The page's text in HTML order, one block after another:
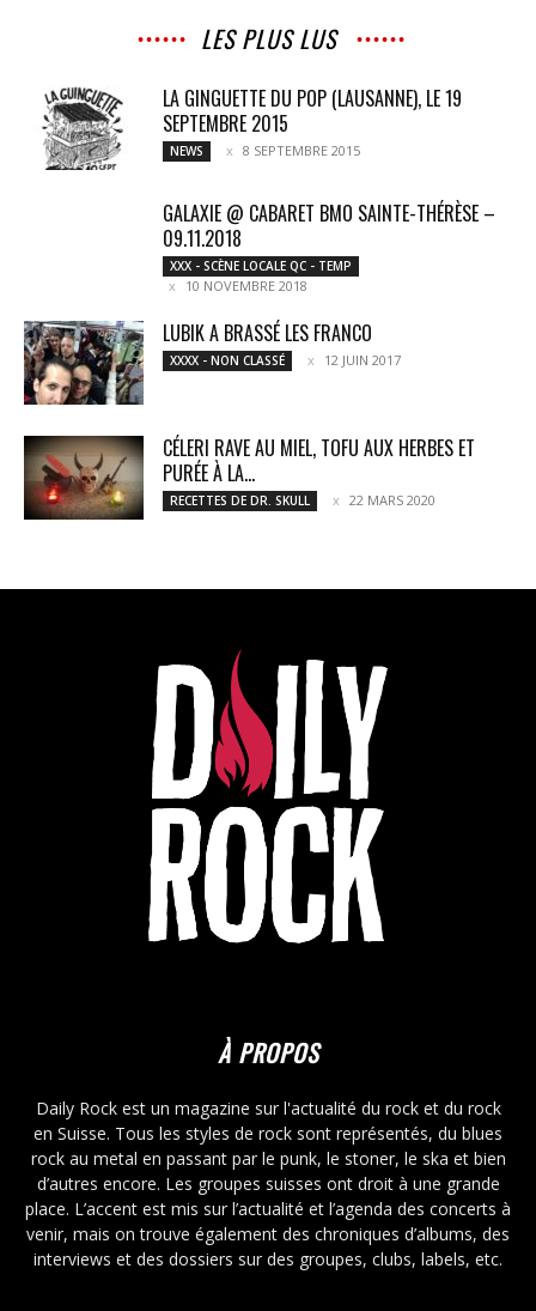
LES PLUS LUS
LA GINGUETTE DU POP (LAUSANNE), LE 19
SEPTEMBRE 2015
NEWS 8 SEPTEMBRE 2015
GALAXIE @ CABARET BMO SAINTE-THÉRÈSE –
09.11.2018
XXX - SCÈNE LOCALE QC - TEMP
10 NOVEMBRE 2018
LUBIK A BRASSÉ LES FRANCO
XXXX - NON CLASSÉ 12 JUIN 2017
CÉLERI RAVE AU MIEL, TOFU AUX HERBES ET
PURÉE À LA...
RECETTES DE DR. SKULL 22 MARS 2020
À PROPOS
Daily Rock est un magazine sur l'actualité du rock et du rock
en Suisse. Tous les styles de rock sont représentés, du blues
rock au metal en passant par le punk, le stoner, le ska et bien
d’autres encore. Les groupes suisses ont droit à une grande
place. L’accent est mis sur l’actualité et l’agenda des concerts à
venir, mais on trouve également des chroniques d’albums, des
interviews et des dossiers sur des groupes, clubs, labels, etc.